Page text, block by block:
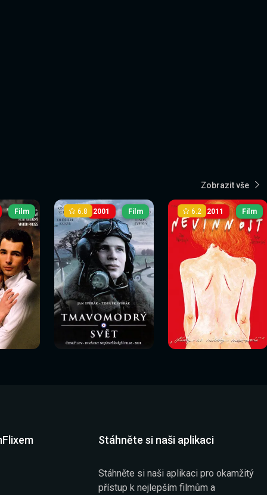
Zobrazit vše
Film 2001
Sledovat
nyní
6.8 Film
Sledovat nyní
2011
Sledovat
nyní
6.2 Film
Sledovat nyní
Stáhněte si naši aplikaci
Stáhněte si naši aplikaci pro okamžitý
přístup k nejlepším filmům a